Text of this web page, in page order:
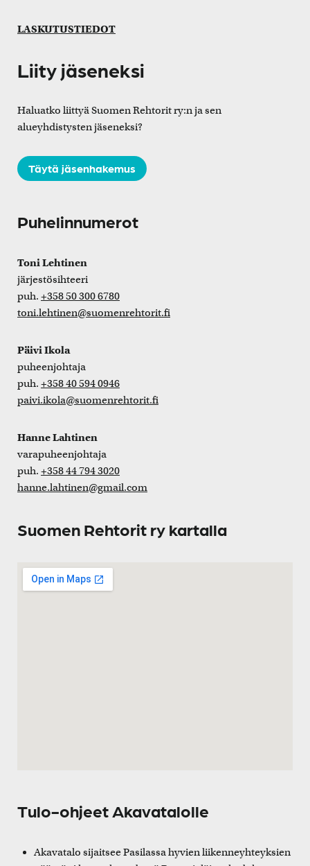
LASKUTUSTIEDOT
Liity jäseneksi
Haluatko liittyä Suomen Rehtorit ry:n ja sen
alueyhdistysten jäseneksi?
Täytä jäsenhakemus
Puhelinnumerot
Toni Lehtinen
järjestösihteeri
puh. +358 50 300 6780
toni.lehtinen@suomenrehtorit.fi
Päivi Ikola
puheenjohtaja
puh. +358 40 594 0946
paivi.ikola@suomenrehtorit.fi
Hanne Lahtinen
varapuheenjohtaja
puh. +358 44 794 3020
hanne.lahtinen@gmail.com
Suomen Rehtorit ry kartalla
Tulo-ohjeet Akavatalolle
Akavatalo sijaitsee Pasilassa hyvien liikenneyhteyksien